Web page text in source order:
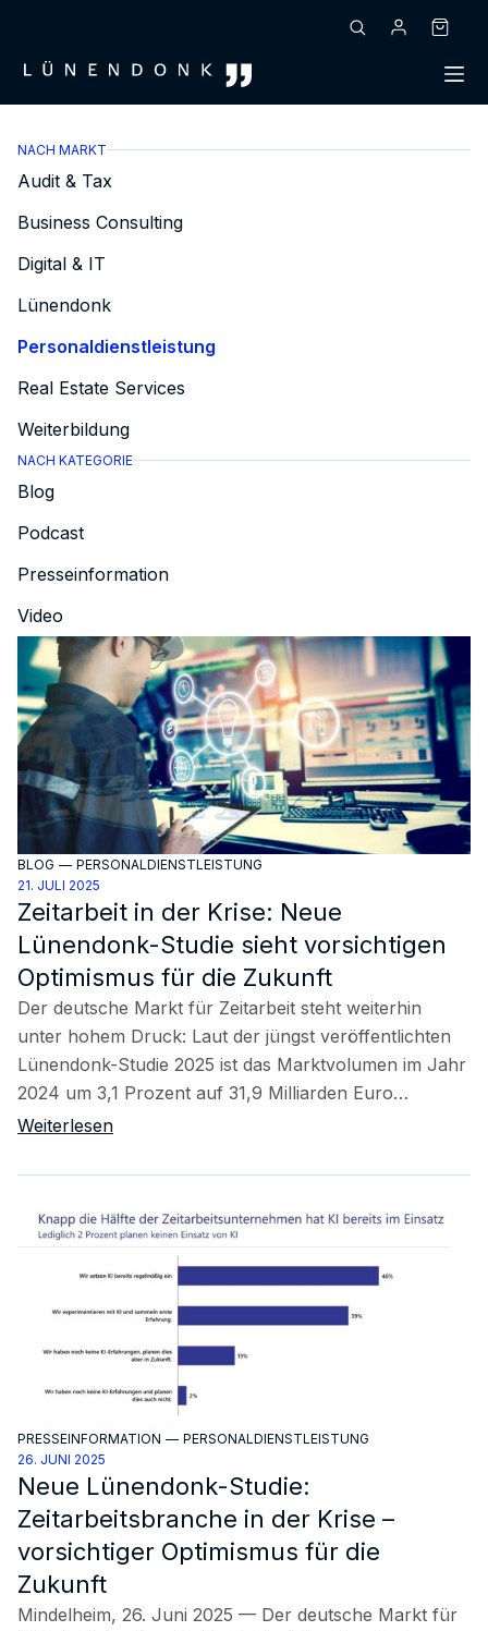
NACH MARKT
Audit & Tax
Business Consulting
Digital & IT
Lünendonk
Personaldienstleistung
Real Estate Services
Weiterbildung
NACH KATEGORIE
Blog
Podcast
Presseinformation
Video
BLOG — PERSONALDIENSTLEISTUNG
21. JULI 2025
Zeitarbeit in der Krise: Neue
Lünendonk-Studie sieht vorsichtigen
Optimismus für die Zukunft
Der deutsche Markt für Zeitarbeit steht weiterhin
unter hohem Druck: Laut der jüngst veröffentlichten
Lünendonk-Studie 2025 ist das Marktvolumen im Jahr
2024 um 3,1 Prozent auf 31,9 Milliarden Euro…
Weiterlesen
PRESSEINFORMATION — PERSONALDIENSTLEISTUNG
26. JUNI 2025
Neue Lünendonk-Studie:
Zeitarbeitsbranche in der Krise –
vorsichtiger Optimismus für die
Zukunft
Mindelheim, 26. Juni 2025 — Der deutsche Markt für